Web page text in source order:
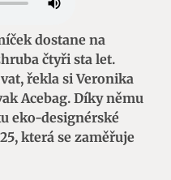
dostane na
čtyři sta let.
řekla si Veronika
Acebag. Díky němu
eko-designérské
která se zaměřuje